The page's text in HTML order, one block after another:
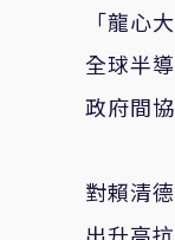
「龍心
全球半
政府間
對賴清